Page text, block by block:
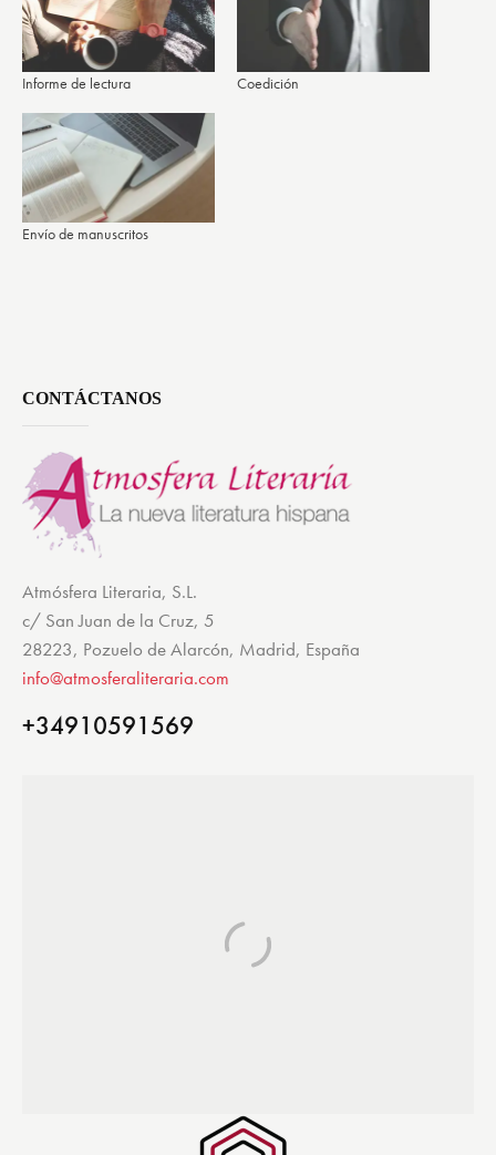
Informe de lectura Coedición
Envío de manuscritos
CONTÁCTANOS
Atmósfera Literaria, S.L.
c/ San Juan de la Cruz, 5
28223, Pozuelo de Alarcón, Madrid, España
info@atmosferaliteraria.com
+34910591569